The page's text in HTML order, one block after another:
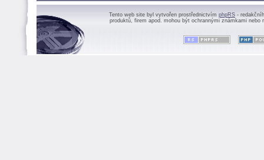
Tento web site byl vytvořen prostřednictvím phpRS -
produktů, firem apod. mohou být ochrannými známkami